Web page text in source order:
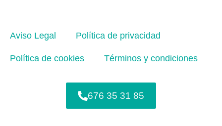
Aviso Legal Política de privacidad
Política de cookies Términos y condiciones
676 35 31 85